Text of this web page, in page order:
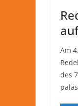
Am
des